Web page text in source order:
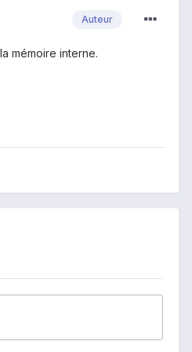
Auteur
mémoire interne.